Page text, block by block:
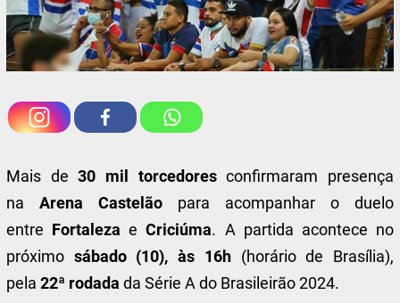
Mais de30 mil torcedoresconfirmaram presença
naArena Castelão para acompanhar o duelo
entre FortalezaeCriciúma. A partida acontece no
próximo sábado (10), às 16h(horário de Brasília),
pela22ª rodada da Série A do Brasileirão 2024.